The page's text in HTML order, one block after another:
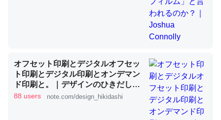
昆虫ってカルシウム少ないのか。知らんかった。調べたら
コオロギのカルシウム分はエビの600分の1程度。
─ニュース :: 【研究発表】昆虫学の大問題＝「昆虫はなぜ海にいな
いのか」に関する新仮説
オフセット印刷とデジタルオフセッ
ト印刷とデジタル印刷とオンデマン
ド印刷と。｜デザインのひきだし
津田淳子
88 users note.com/design_hikidashi